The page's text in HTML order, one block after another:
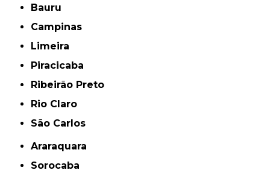
Bauru
Campinas
Limeira
Piracicaba
Ribeirão Preto
Rio Claro
São Carlos
Araraquara
Sorocaba